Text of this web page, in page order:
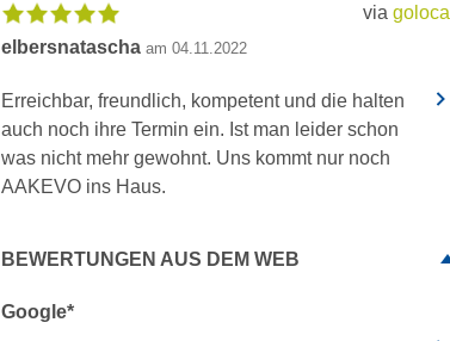
via golocal
elbersnatascha am 04.11.2022
Erreichbar, freundlich, kompetent und die halten
auch noch ihre Termin ein. Ist man leider schon
was nicht mehr gewohnt. Uns kommt nur noch
AAKEVO ins Haus.
BEWERTUNGEN AUS DEM WEB
Google*